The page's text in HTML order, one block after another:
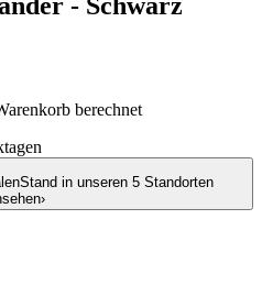
berechnet
Stand in unseren 5 Standorten
›